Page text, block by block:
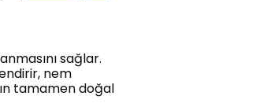
sağlar.
nem
tamamen doğal